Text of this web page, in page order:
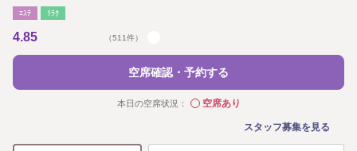
ｴｽﾃ ﾘﾗｸ
4.85 （511件）
空席確認・予約する
本日の空席状況： ◯空席あり
スタッフ募集を見る